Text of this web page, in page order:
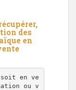
des
en
en ve
ou v